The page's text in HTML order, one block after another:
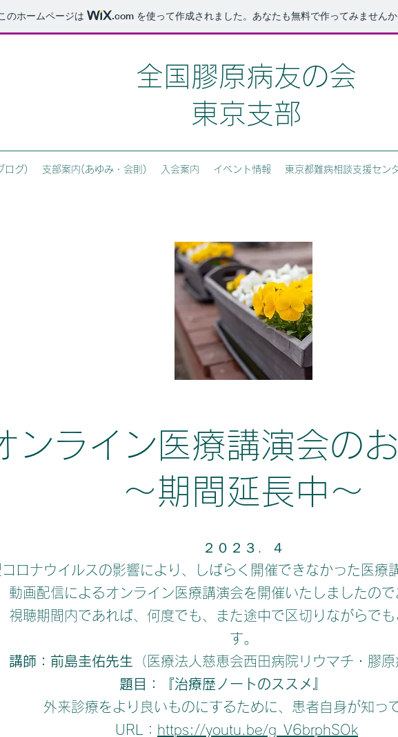
のホームページは .com を使って作成されました。あなたも無料で作ってみません
​全国膠原病友の会
東京支部
ログ) 支部案内(あゆみ・会則) 入会案内 イベント情報 東京都難病相談支援セン
ンライン医療講演会の
​～期間延長中～
２０２３．４
ロナウイルスの影響により、しばらく開催できなかった医療
動画配信によるオンライン医療講演会を開催いたしましたの
視聴期間内であれば、何度でも、また途中で区切りながらで
す。
講師：前島圭佑先生 （医療法人慈恵会西田病院リウマチ・膠
題目：『治療歴ノートのススメ』
外来診療をより良いものにするために、患者自身が知っ
URL： https://youtu.be/g_V6brphSOk